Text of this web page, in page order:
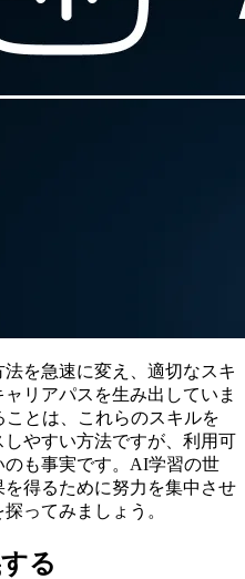
を急速に変え、適切なスキ
リアパスを生み出していま
とは、これらのスキルを
やすい方法ですが、利用可
も事実です。AI学習の世
得るために努力を集中させ
ってみましょう。
る